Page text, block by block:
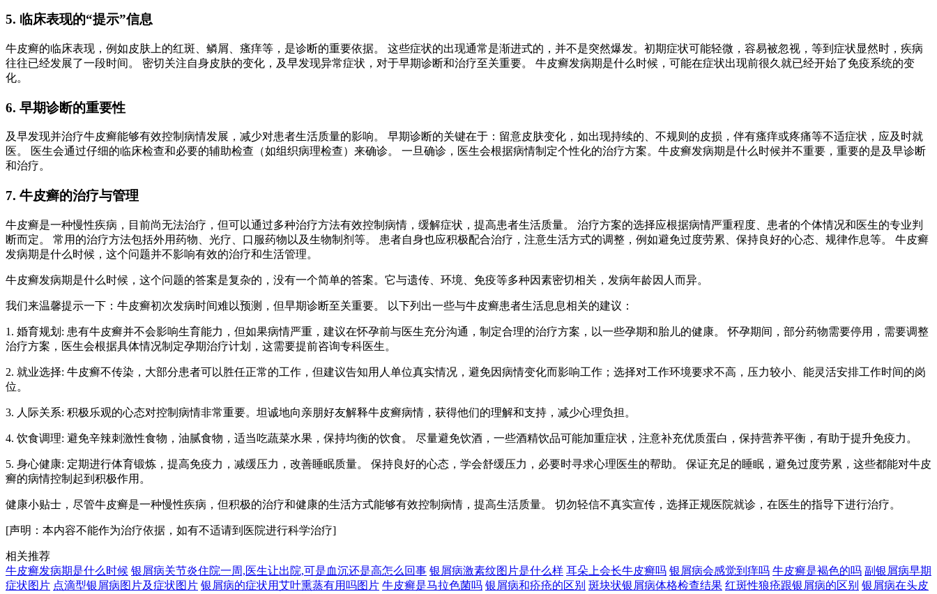
5. 临床表现的“提示”信息
牛皮癣的临床表现，例如皮肤上的红斑、鳞屑、瘙痒等，是诊断的重要依据。 这些症状的出现通常是渐进式的，并不是突然爆发。初期症状可能轻微，容易被忽视，等到症状显然时，疾病
往往已经发展了一段时间。 密切关注自身皮肤的变化，及早发现异常症状，对于早期诊断和治疗至关重要。 牛皮癣发病期是什么时候，可能在症状出现前很久就已经开始了免疫系统的变
化。
6. 早期诊断的重要性
及早发现并治疗牛皮癣能够有效控制病情发展，减少对患者生活质量的影响。 早期诊断的关键在于：留意皮肤变化，如出现持续的、不规则的皮损，伴有瘙痒或疼痛等不适症状，应及时就
医。 医生会通过仔细的临床检查和必要的辅助检查（如组织病理检查）来确诊。 一旦确诊，医生会根据病情制定个性化的治疗方案。牛皮癣发病期是什么时候并不重要，重要的是及早诊断
和治疗。
7. 牛皮癣的治疗与管理
牛皮癣是一种慢性疾病，目前尚无法治疗，但可以通过多种治疗方法有效控制病情，缓解症状，提高患者生活质量。 治疗方案的选择应根据病情严重程度、患者的个体情况和医生的专业判
断而定。 常用的治疗方法包括外用药物、光疗、口服药物以及生物制剂等。 患者自身也应积极配合治疗，注意生活方式的调整，例如避免过度劳累、保持良好的心态、规律作息等。 牛皮癣
发病期是什么时候，这个问题并不影响有效的治疗和生活管理。
牛皮癣发病期是什么时候，这个问题的答案是复杂的，没有一个简单的答案。它与遗传、环境、免疫等多种因素密切相关，发病年龄因人而异。
我们来温馨提示一下：牛皮癣初次发病时间难以预测，但早期诊断至关重要。 以下列出一些与牛皮癣患者生活息息相关的建议：
1. 婚育规划: 患有牛皮癣并不会影响生育能力，但如果病情严重，建议在怀孕前与医生充分沟通，制定合理的治疗方案，以一些孕期和胎儿的健康。 怀孕期间，部分药物需要停用，需要调整
治疗方案，医生会根据具体情况制定孕期治疗计划，这需要提前咨询专科医生。
2. 就业选择: 牛皮癣不传染，大部分患者可以胜任正常的工作，但建议告知用人单位真实情况，避免因病情变化而影响工作；选择对工作环境要求不高，压力较小、能灵活安排工作时间的岗
位。
3. 人际关系: 积极乐观的心态对控制病情非常重要。坦诚地向亲朋好友解释牛皮癣病情，获得他们的理解和支持，减少心理负担。
4. 饮食调理: 避免辛辣刺激性食物，油腻食物，适当吃蔬菜水果，保持均衡的饮食。 尽量避免饮酒，一些酒精饮品可能加重症状，注意补充优质蛋白，保持营养平衡，有助于提升免疫力。
5. 身心健康: 定期进行体育锻炼，提高免疫力，减缓压力，改善睡眠质量。 保持良好的心态，学会舒缓压力，必要时寻求心理医生的帮助。 保证充足的睡眠，避免过度劳累，这些都能对牛皮
癣的病情控制起到积极作用。
健康小贴士，尽管牛皮癣是一种慢性疾病，但积极的治疗和健康的生活方式能够有效控制病情，提高生活质量。 切勿轻信不真实宣传，选择正规医院就诊，在医生的指导下进行治疗。
[声明：本内容不能作为治疗依据，如有不适请到医院进行科学治疗]
相关推荐
牛皮癣发病期是什么时候 银屑病关节炎住院一周,医生让出院,可是血沉还是高怎么回事 银屑病激素纹图片是什么样 耳朵上会长牛皮癣吗 银屑病会感觉到痒吗 牛皮癣是褐色的吗 副银屑病早期
症状图片 点滴型银屑病图片及症状图片 银屑病的症状用艾叶熏蒸有用吗图片 牛皮癣是马拉色菌吗 银屑病和疥疮的区别 斑块状银屑病体格检查结果 红斑性狼疮跟银屑病的区别 银屑病在头皮